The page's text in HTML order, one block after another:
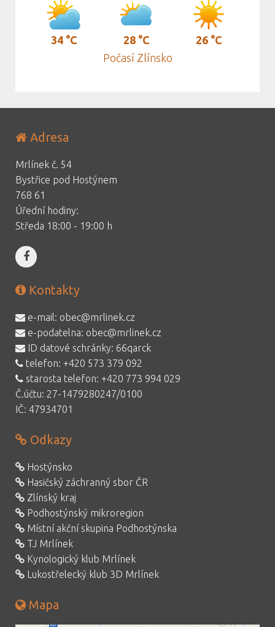
34 °C 28 °C
26 °C
Počasí Zlínsko
Adresa
Mrlínek č. 54
Bystřice pod Hostýnem
768 61
Úřední hodiny:
Středa 18:00 - 19:00 h
Kontakty
e-mail: obec@mrlinek.cz
e-podatelna: obec@mrlinek.cz
ID datové schránky: 66qarck
telefon: +420 573 379 092
starosta telefon: +420 773 994 029
Č.účtu: 27-1479280247/0100
IČ: 47934701
Odkazy
Hostýnsko
Hasičský záchranný sbor ČR
Zlínský kraj
Podhostýnský mikroregion
Místní akční skupina Podhostýnska
TJ Mrlínek
Kynologický klub Mrlínek
Lukostřelecký klub 3D Mrlínek
Mapa